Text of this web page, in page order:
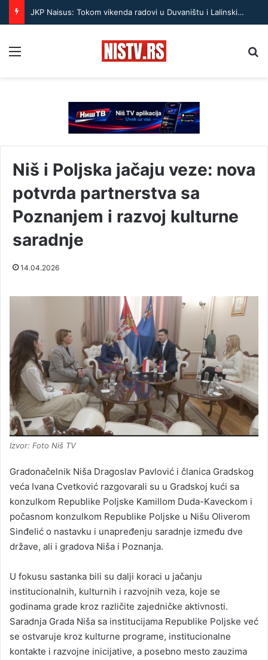
JKP Naisus: Tokom vikenda radovi u Duvaništu i Lalinskim Pojatama
Niš i Poljska jačaju veze: nova
potvrda partnerstva sa
Poznanjem i razvoj kulturne
saradnje
14.04.2026
Izvor: Foto Niš TV
Gradonačelnik Niša Dragoslav Pavlović i članica Gradskog
veća Ivana Cvetković razgovarali su u Gradskoj kući sa
konzulkom Republike Poljske Kamillom Duda-Kaveckom i
počasnom konzulkom Republike Poljske u Nišu Oliverom
Sinđelić o nastavku i unapređenju saradnje između dve
države, ali i gradova Niša i Poznanja.
U fokusu sastanka bili su dalji koraci u jačanju
institucionalnih, kulturnih i razvojnih veza, koje se
godinama grade kroz različite zajedničke aktivnosti.
Saradnja Grada Niša sa institucijama Republike Poljske već
se ostvaruje kroz kulturne programe, institucionalne
kontakte i razvojne inicijative, a posebno mesto zauzima